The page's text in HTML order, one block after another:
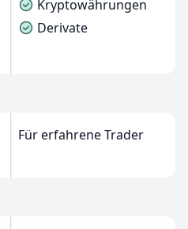
Kryptowährungen
Derivate
Für erfahrene Trader